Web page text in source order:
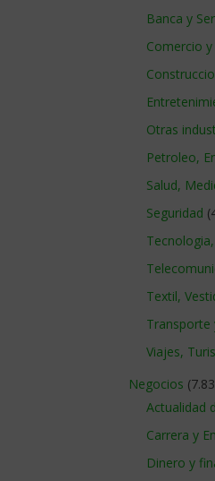
Banca y
Comercio
Otras
Petroleo,
Salud,
Seguridad
Textil,
Transporte
Viajes,
Negocios
Actualidad
Carrera y
Dinero y